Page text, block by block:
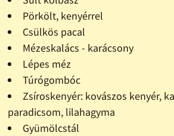
Pörkölt, kenyérrel
Csülkös pacal
Mézeskalács - karácsony
Lépes méz
Túrógombóc
Zsíroskenyér: kovászos kenyér,
paradicsom, lilahagyma
Gyümölcstál